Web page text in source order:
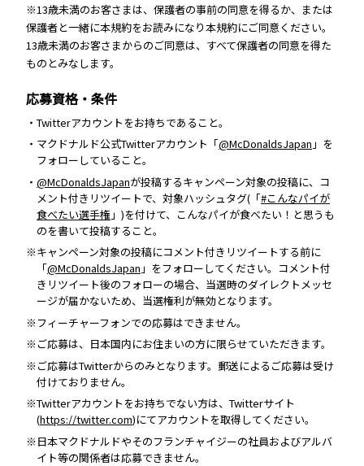
※13歳未満のお客さまは、保護者の事前の同意を得るか、または
保護者と一緒に本規約をお読みになり本規約にご同意ください。
13歳未満のお客さまからのご同意は、すべて保護者の同意を得た
ものとみなします。
応募資格・条件
・Twitterアカウントをお持ちであること。
・マクドナルド公式Twitterアカウント「@McDonaldsJapan 」を
フォローしていること。
・ @McDonaldsJapanが投稿するキャンペーン対象の投稿に、コ
メント付きリツイートで、対象ハッシュタグ(「#こんなパイが
食べたい選手権 」)を付けて、こんなパイが食べたい！と思うも
のを書いて投稿すること。
※キャンペーン対象の投稿にコメント付きリツイートする前に
「@McDonaldsJapan 」をフォローしてください。コメント付
きリツイート後のフォローの場合、当選時のダイレクトメッセ
ージが届かないため、当選権利が無効となります。
※フィーチャーフォンでの応募はできません。
※ご応募は、日本国内にお住まいの方に限らせていただきます。
※ご応募はTwitterからのみとなります。郵送によるご応募は受け
付けておりません。
※Twitterアカウントをお持ちでない方は、Twitterサイト
(https://twitter.com)にてアカウントを取得してください。
※日本マクドナルドやそのフランチャイジーの社員およびアルバ
イト等の関係者は応募できません。